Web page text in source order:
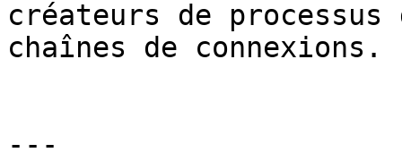
créateurs de
chaînes de connexions.
---